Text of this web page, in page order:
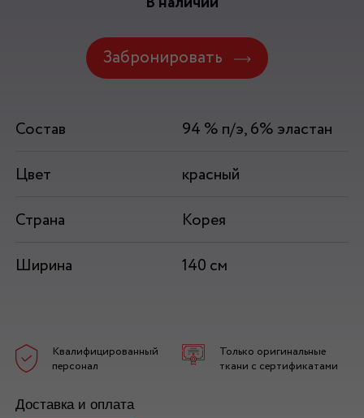
Забронировать
Состав
94 % п/э, 6% эластан
Цвет
красный
Страна
Корея
Ширина
140 см
Квалифицированный
персонал
Только оригинальные
ткани с сертификатами
Доставка и оплата